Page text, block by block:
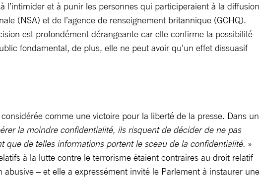
l’intimider et à punir les personnes qui participeraient à la diffusion
(NSA) et de l’agence de renseignement britannique (GCHQ).
est profondément dérangeante car elle confirme la possibilité
fondamental, de plus, elle ne peut avoir qu’un effet dissuasif
comme une victoire pour la liberté de la presse. Dans un
la moindre confidentialité, ils risquent de décider de ne pas
que de telles informations portent le sceau de la confidentialité. »
à la lutte contre le terrorisme étaient contraires au droit relatif
– et elle a expressément invité le Parlement à instaurer une